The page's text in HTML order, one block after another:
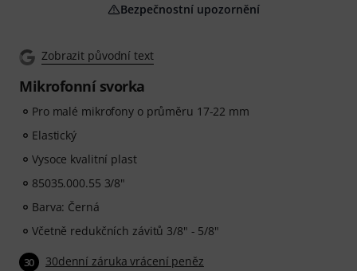
Zobrazit původní text
Mikrofonní svorka
Pro malé mikrofony o průměru 17-22 mm
Elastický
Vysoce kvalitní plast
85035.000.55 3/8"
Barva: Černá
Včetně redukčních závitů 3/8" - 5/8"
30 30denní záruka vrácení peněz
Bezpečnostní upozornění